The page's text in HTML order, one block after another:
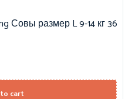
Совы размер L 9-14 кг 36
cart